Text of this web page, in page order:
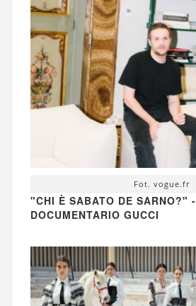
Fot. vogue.fr
"CHI È SABATO DE SARNO?" -
DOCUMENTARIO GUCCI